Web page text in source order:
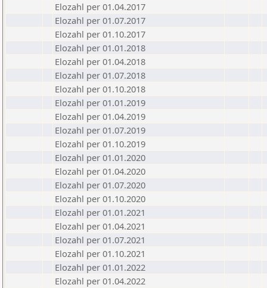
Elozahl per 01.04.2017
Elozahl per 01.07.2017
Elozahl per 01.10.2017
Elozahl per 01.01.2018
Elozahl per 01.04.2018
Elozahl per 01.07.2018
Elozahl per 01.10.2018
Elozahl per 01.01.2019
Elozahl per 01.04.2019
Elozahl per 01.07.2019
Elozahl per 01.10.2019
Elozahl per 01.01.2020
Elozahl per 01.04.2020
Elozahl per 01.07.2020
Elozahl per 01.10.2020
Elozahl per 01.01.2021
Elozahl per 01.04.2021
Elozahl per 01.07.2021
Elozahl per 01.10.2021
Elozahl per 01.01.2022
Elozahl per 01.04.2022